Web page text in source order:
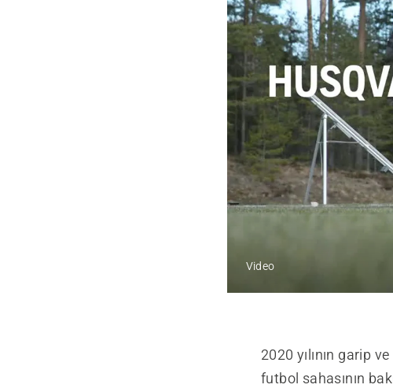
Video
2020 yılının garip
futbol sahasının